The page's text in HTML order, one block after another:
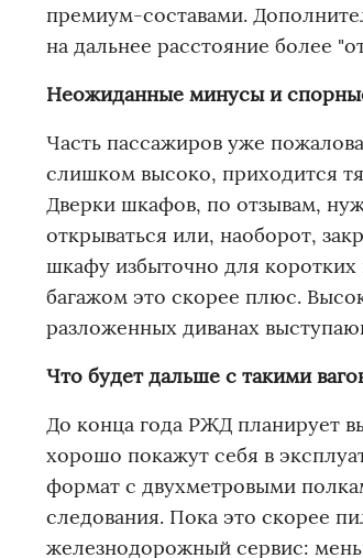
премиум-составами.
на дальнее расстояние более
Неожиданные минусы и
Часть пассажиров уже
слишком высоко, приходится
Дверки шкафов, по отзывам,
открываться или, наоборот,
шкафу избыточно для
багажом это скорее плюс.
разложенных диванах
Что будет дальше с такими
До конца года РЖД планирует
хорошо покажут себя в
формат с двухметровыми
следования. Пока это скорее
железнодорожный сервис: